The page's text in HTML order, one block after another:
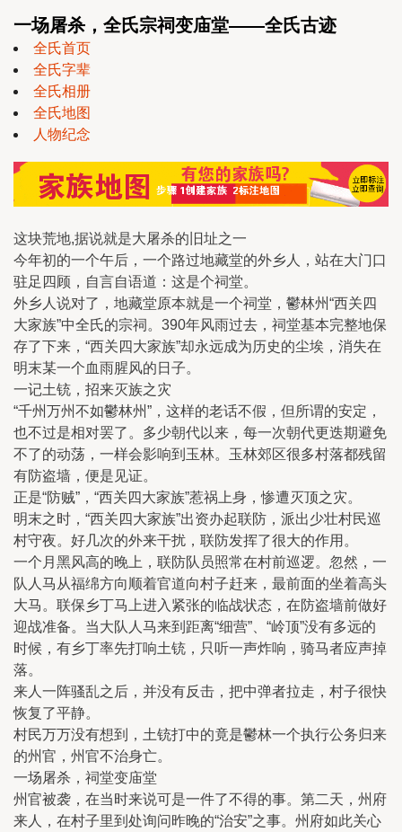
一场屠杀，全氏宗祠变庙堂——全氏古迹
全氏首页
全氏字辈
全氏相册
全氏地图
人物纪念
这块荒地,据说就是大屠杀的旧址之一
今年初的一个午后，一个路过地藏堂的外乡人，站在大门口
驻足四顾，自言自语道：这是个祠堂。
外乡人说对了，地藏堂原本就是一个祠堂，鬱林州“西关四
大家族”中全氏的宗祠。390年风雨过去，祠堂基本完整地保
存了下来，“西关四大家族”却永远成为历史的尘埃，消失在
明末某一个血雨腥风的日子。
一记土铳，招来灭族之灾
“千州万州不如鬱林州”，这样的老话不假，但所谓的安定，
也不过是相对罢了。多少朝代以来，每一次朝代更迭期避免
不了的动荡，一样会影响到玉林。玉林郊区很多村落都残留
有防盗墙，便是见证。
正是“防贼”，“西关四大家族”惹祸上身，惨遭灭顶之灾。
明末之时，“西关四大家族”出资办起联防，派出少壮村民巡
村守夜。好几次的外来干扰，联防发挥了很大的作用。
一个月黑风高的晚上，联防队员照常在村前巡逻。忽然，一
队人马从福绵方向顺着官道向村子赶来，最前面的坐着高头
大马。联保乡丁马上进入紧张的临战状态，在防盗墙前做好
迎战准备。当大队人马来到距离“细营”、“岭顶”没有多远的
时候，有乡丁率先打响土铳，只听一声炸响，骑马者应声掉
落。
来人一阵骚乱之后，并没有反击，把中弹者拉走，村子很快
恢复了平静。
村民万万没有想到，土铳打中的竟是鬱林一个执行公务归来
的州官，州官不治身亡。
一场屠杀，祠堂变庙堂
州官被袭，在当时来说可是一件了不得的事。第二天，州府
来人，在村子里到处询问昨晚的“治安”之事。州府如此关心